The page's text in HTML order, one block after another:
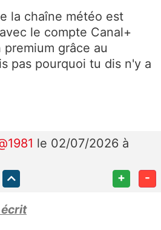
la chaîne météo est
le compte Canal+
grâce au
pas pourquoi tu dis n'y a
le 02/07/2026 à
+ -